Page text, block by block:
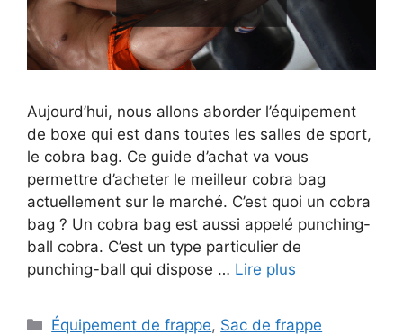
Aujourd’hui, nous allons aborder l’équipement
de boxe qui est dans toutes les salles de sport,
le cobra bag. Ce guide d’achat va vous
permettre d’acheter le meilleur cobra bag
actuellement sur le marché. C’est quoi un cobra
bag ? Un cobra bag est aussi appelé punching-
ball cobra. C’est un type particulier de
punching-ball qui dispose … Lire plus
Catégories
Équipement de frappe, Sac de frappe